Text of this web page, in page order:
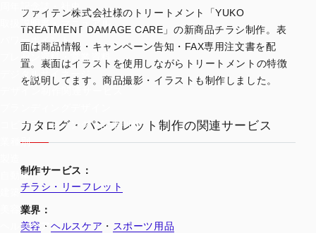
周年記念誌・社史
取扱説明書・マニュアル
パワーポイント
プレゼン資料・営業資料
デジタルサイネージ
コピーライティング・記事制作
業種別
自動車
ヘルスケア
ファイテン株式会社様のトリートメント「YUKO
TREATMENT DAMAGE CARE」の新商品チラシ制作。表
面は商品情報・キャンペーン告知・FAX専用注文書を配
置。裏面はイラストを使用しながらトリートメントの特徴
を説明してます。商品撮影・イラストも制作しました。
カタログ・パンフレット制作の関連サービス
制作サービス：
チラシ・リーフレット
業界：
美容 ・ヘルスケア ・ スポーツ用品